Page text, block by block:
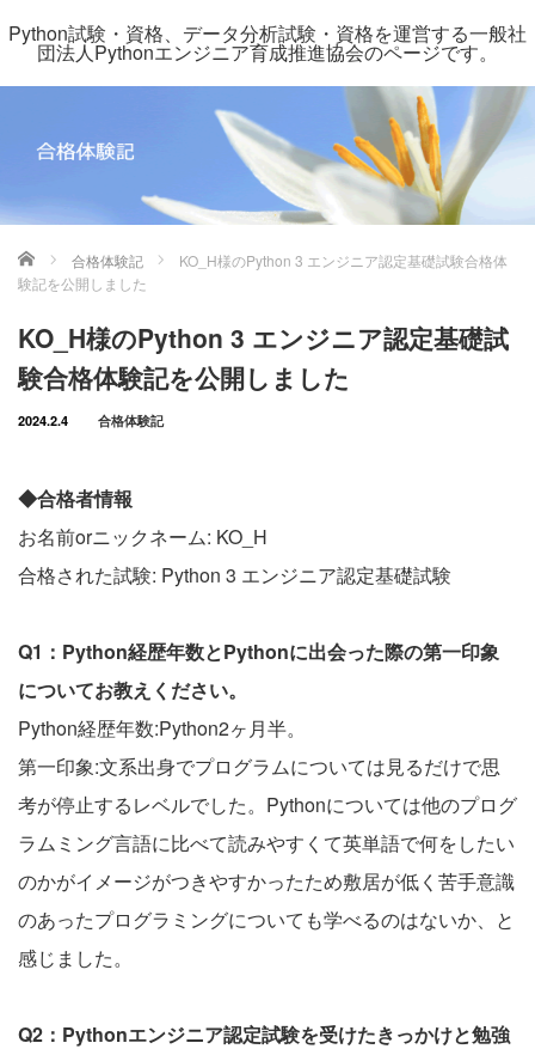
Python試験・資格、データ分析試験・資格を運営する一般社
団法人Pythonエンジニア育成推進協会のページです。
ホーム 合格体験記
KO_H様のPython 3 エンジニア認定基礎試験合格体
験記を公開しました
KO_H様のPython 3 エンジニア認定基礎試
験合格体験記を公開しました
2024.2.4 合格体験記
◆合格者情報
お名前orニックネーム: KO_H
合格された試験: Python 3 エンジニア認定基礎試験
Q1：Python経歴年数とPythonに出会った際の第一印象
についてお教えください。
Python経歴年数:Python2ヶ月半。
第一印象:文系出身でプログラムについては見るだけで思
考が停止するレベルでした。Pythonについては他のプログ
ラムミング言語に比べて読みやすくて英単語で何をしたい
のかがイメージがつきやすかったため敷居が低く苦手意識
のあったプログラミングについても学べるのはないか、と
感じました。
Q2：Pythonエンジニア認定試験を受けたきっかけと勉強